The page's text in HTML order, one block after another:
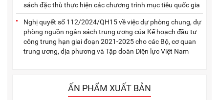
sách đặc thù thực hiện các chương trình mục tiêu quốc gia
Nghị quyết số 112/2024/QH15 về việc dự phòng chung, dự
phòng nguồn ngân sách trung ương của Kế hoạch đầu tư
công trung hạn giai đoạn 2021-2025 cho các Bộ, cơ quan
trung ương, địa phương và Tập đoàn Điện lực Việt Nam
ẤN PHẨM XUẤT BẢN